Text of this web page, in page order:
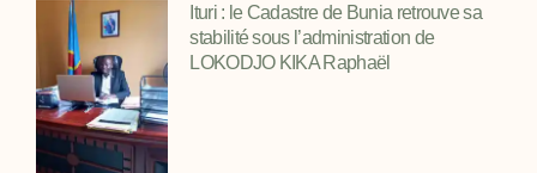
Ituri : le Cadastre de Bunia retrouve sa
stabilité sous l’administration de
LOKODJO KIKA Raphaël